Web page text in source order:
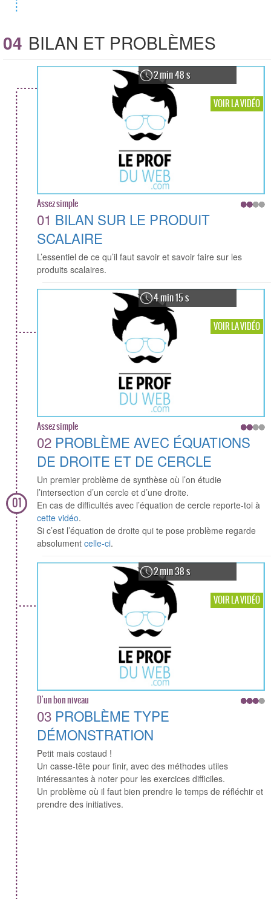
04 BILAN ET PROBLÈMES
01
2 min 48 s
VOIR LA VIDÉO
Assez simple
01 BILAN SUR LE PRODUIT
SCALAIRE
L’essentiel de ce qu’il faut savoir et savoir faire sur les
produits scalaires.
4 min 15 s
VOIR LA VIDÉO
Assez simple
02 PROBLÈME AVEC ÉQUATIONS
DE DROITE ET DE CERCLE
Un premier problème de synthèse où l’on étudie
l’intersection d’un cercle et d’une droite.
En cas de difficultés avec l’équation de cercle reporte-toi à
cette vidéo.
Si c’est l’équation de droite qui te pose problème regarde
absolumentcelle-ci.
2 min 38 s
VOIR LA VIDÉO
D'un bon niveau
03 PROBLÈME TYPE
DÉMONSTRATION
Petit mais costaud !
Un casse-tête pour finir, avec des méthodes utiles
intéressantes à noter pour les exercices difficiles.
Un problème où il faut bien prendre le temps de réfléchir et
prendre des initiatives.